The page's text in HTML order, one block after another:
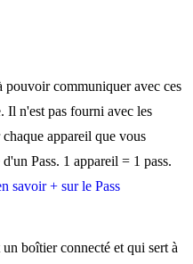
pouvoir communiquer avec ces
Il n'est pas fourni avec les
appareil que vous
Pass. 1 appareil = 1 pass.
savoir + sur le Pass
un boîtier connecté et qui sert à